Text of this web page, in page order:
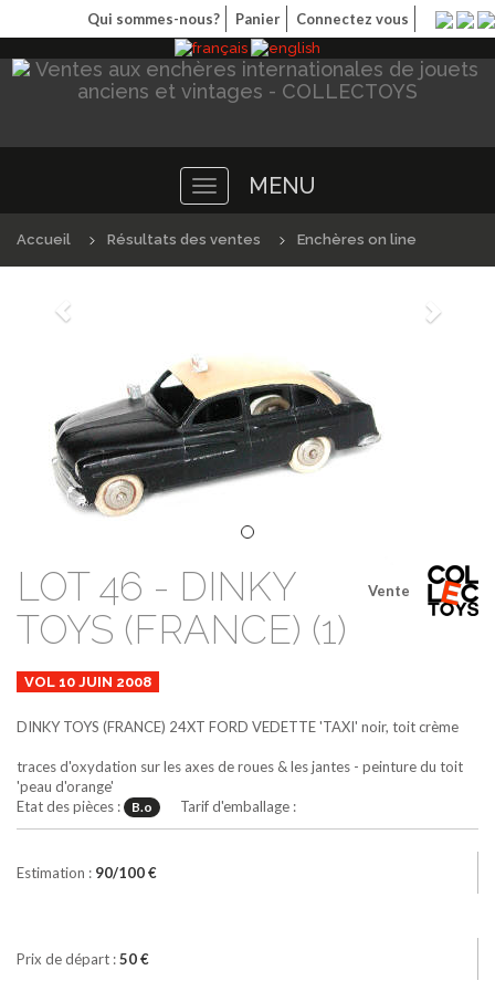
Qui sommes-nous? Panier Connectez vous
Toggle
navigation
MENU
Accueil Résultats des ventes Enchères on line
Précédént
Vente
LOT 46 - DINKY
TOYS (FRANCE) (1)
VOL 10 JUIN 2008
DINKY TOYS (FRANCE) 24XT FORD VEDETTE 'TAXI' noir, toit crème
traces d'oxydation sur les axes de roues & les jantes - peinture du toit
'peau d'orange'
Etat des pièces :
B.o Tarif d'emballage :
Estimation : 90/100 €
Prix de départ :50 €